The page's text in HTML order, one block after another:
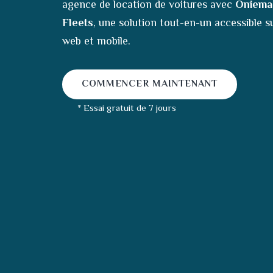
agence de location de voitures avec Oniema
Fleets, une solution tout-en-un accessible
web et mobile.
COMMENCER MAINTENANT
* Essai gratuit de 7 jours